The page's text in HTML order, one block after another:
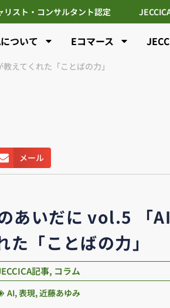
リスト・コンサルタント認定
ついて Eコマース
えてくれた「ことばの力」
メール
あいだに vol.5 「
た「ことばの力」
記事, コラム
AI,表現,近藤あゆみ